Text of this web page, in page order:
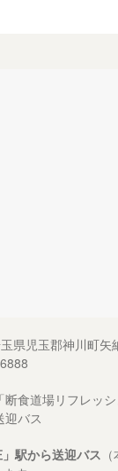
県児玉郡神川町矢
断食道場リフレッ
迎バス
駅から送迎バス